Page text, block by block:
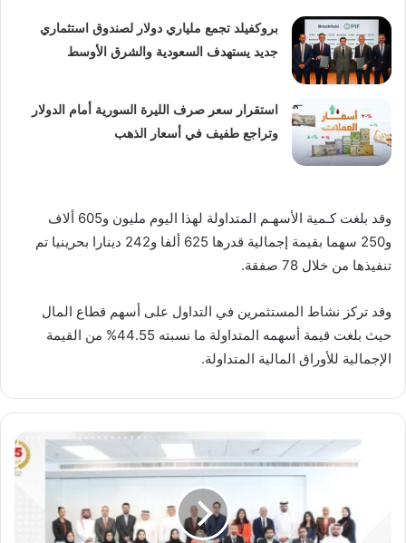
بروكفيلد تجمع ملياري دولار لصندوق استثماري
جديد يستهدف السعودية والشرق الأوسط
استقرار سعر صرف الليرة السورية أمام الدولار
وتراجع طفيف في أسعار الذهب
وقد بلغت كـمية الأسهـم المتداولة لهذا اليوم مليون و605 ألاف
و250 سهما بقيمة إجمالية قدرها 625 ألفا و242 دينارا بحرينيا تم
تنفيذها من خلال 78 صفقة.
وقد تركز نشاط المستثمرين في التداول على أسهم قطاع المال
حيث بلغت قيمة أسهمه المتداولة ما نسبته 44.55% من القيمة
الإجمالية للأوراق المالية المتداولة.